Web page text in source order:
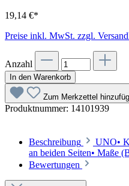
19,14 €*
Preise inkl. MwSt. zzgl.
Anzahl
In den Warenkorb
Zum Merkzettel
Produktnummer: 14101939
Beschreibung
UNO•
an beiden Seiten• Maße
Bewertungen